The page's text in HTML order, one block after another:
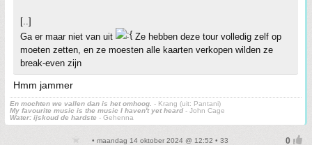
[..]
Ga er maar niet van uit
Ze hebben deze tour volledig zelf op
moeten zetten, en ze moesten alle kaarten verkopen wilden ze
break-even zijn
Hmm jammer
En mochten we vallen dan is het omhoog. - Krang (uit: Pantani)
My favourite music is the music I haven't yet heard - John Cage
Water: ijskoud de hardste - Gehenna
• maandag 14 oktober 2024 @ 12:52 • 33